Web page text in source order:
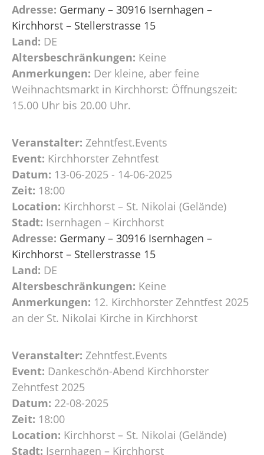
Adresse: Germany – 30916 Isernhagen –
Kirchhorst – Stellerstrasse 15
Land: DE
Altersbeschränkungen: Keine
Anmerkungen: Der kleine, aber feine
Weihnachtsmarkt in Kirchhorst: Öffnungszeit:
15.00 Uhr bis 20.00 Uhr.
Veranstalter: Zehntfest.Events
Event: Kirchhorster Zehntfest
Datum: 13-06-2025 - 14-06-2025
Zeit: 18:00
Location: Kirchhorst – St. Nikolai (Gelände)
Stadt: Isernhagen – Kirchhorst
Adresse: Germany – 30916 Isernhagen –
Kirchhorst – Stellerstrasse 15
Land: DE
Altersbeschränkungen: Keine
Anmerkungen: 12. Kirchhorster Zehntfest 2025
an der St. Nikolai Kirche in Kirchhorst
Veranstalter: Zehntfest.Events
Event: Dankeschön-Abend Kirchhorster
Zehntfest 2025
Datum: 22-08-2025
Zeit: 18:00
Location: Kirchhorst – St. Nikolai (Gelände)
Stadt: Isernhagen – Kirchhorst